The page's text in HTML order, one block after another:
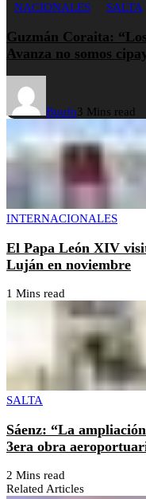
NACIONALES SALTA
Guzmán Coraita:
Avanza no somos
Buufo3 Mins read
INTERNACIONALES
El Papa León XIV
Luján en noviembre
1 Mins read
SALTA
Sáenz: “La
3era obra
2 Mins read
Related Articles